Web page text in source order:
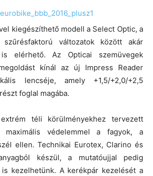
kiegészíthető modell a Select Optic, a
változatok között akár
is elérhető. Az Opticai szemüvegek
kínál az új Impress Reader
lencséje, amely +1,5/+2,0/+2,5
foglal magába.
téli körülményekhez tervezett
maximális védelemmel a fagyok, a
ellen. Technikai Eurotex, Clarino és
készül, a mutatóujjal pedig
kezelhetünk. A kerékpár kezelését a